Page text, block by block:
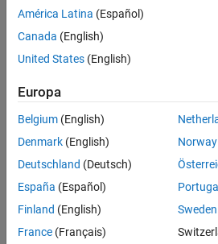
Business Model Team
es
keine
offenen
Stellen,
Ihren
Suchkriterien
entsprechen.
können
die
Suchkriterien
weiter
fassen
América Latina (Español)
Canada (English)
United States (English)
Europa
Belgium (English)
Denmark (English)
Deutschland (Deutsch)
España (Español)
Finland (English)
France (Français)
Norway
Portugal
Sweden